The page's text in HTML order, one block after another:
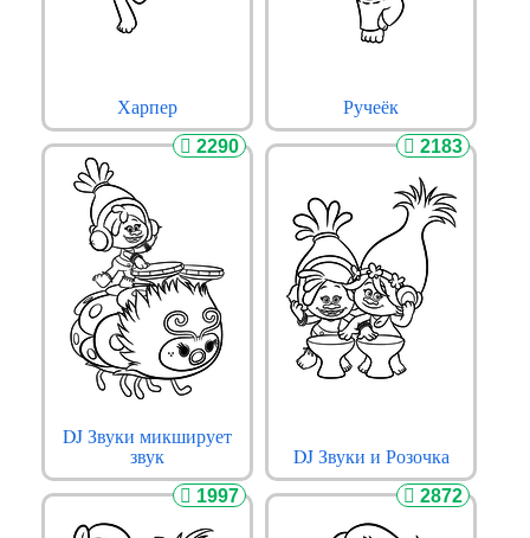
Харпер Ручеёк
2290
DJ Звуки микширует
звук
2183
DJ Звуки и Розочка
1997 2872